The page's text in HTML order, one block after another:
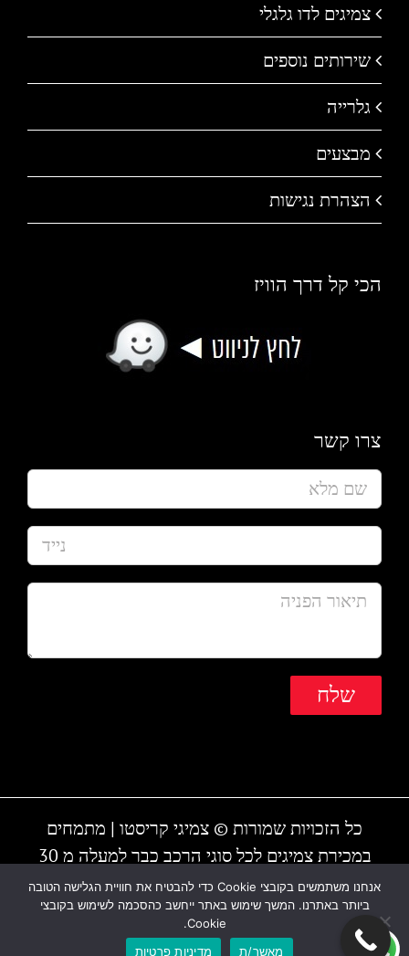
צמיגים לדו גלגלי
שירותים נוספים
גלרייה
מבצעים
הצהרת נגישות
הכי קל דרך הוויז
צרו קשר
כל הזכויות שמורות © צמיגי קריסטו | מתמחים
במכירת צמיגים לכל סוגי הרכב כבר למעלה מ 30
שנה | המקום עובד גם בשבת | חייגו - 1-700-700-
810 או 03-6838895
אנחנו משתמשים בקובצי Cookie כדי להבטיח את חוויית הגלישה הטובה
ביותר באתרנו. המשך שימוש באתר ייחשב כהסכמה לשימוש בקובצי
Cookie.
מאשר/ת
מדיניות פרטיות